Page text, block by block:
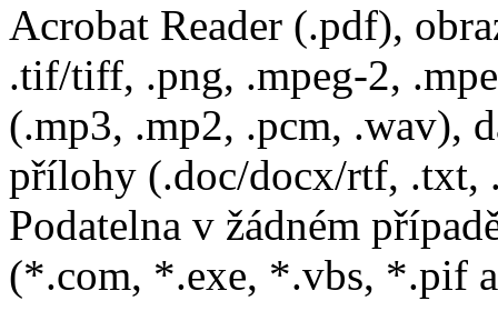
Acrobat Reader (.pdf),
.tif/tiff, .png, .mpeg-2,
(.mp3, .mp2, .pcm, .wav),
přílohy (.doc/docx/rtf, .txt,
Podatelna v žádném
(*.com, *.exe, *.vbs, *.pif